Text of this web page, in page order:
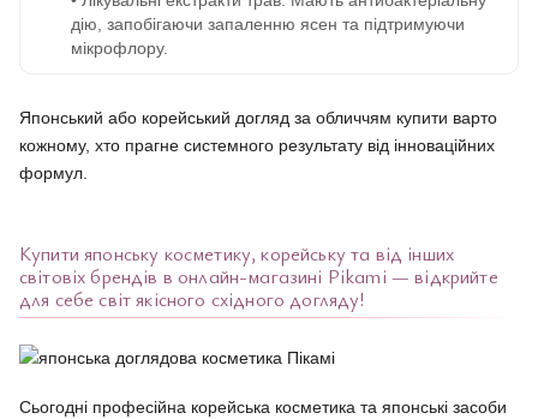
дію, запобігаючи запаленню ясен та підтримуючи
мікрофлору.
Японський або корейський догляд за обличчям купити варто
кожному, хто прагне системного результату від інноваційних
формул.
Купити японську косметику, корейську та від інших
світовіх брендів в онлайн-магазині Pikami — відкрийте
для себе світ якісного східного догляду!
Сьогодні професійна корейська косметика та японські засоби